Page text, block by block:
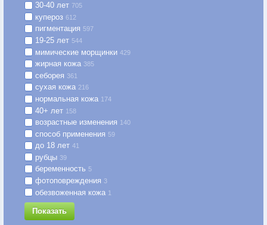
30-40 лет 705
купероз 612
пигментация 597
19-25 лет 544
мимические морщинки 429
жирная кожа 385
себорея 361
сухая кожа 216
нормальная кожа 174
40+ лет 158
возрастные изменения 140
способ применения 59
до 18 лет 41
рубцы 39
беременность 5
фотоповреждения 3
обезвоженная кожа 1
Показать